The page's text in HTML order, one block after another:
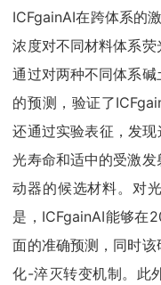
ICFgainAI在跨体系的
浓度对不同材料体系荧
通过对两种不同体系
的预测，验证了
还通过实验表征，发
光寿命和适中的受激
动器的候选材料。对
是，ICFgainAI能够在
面的准确预测，同时
化-淬灭转变机制。此